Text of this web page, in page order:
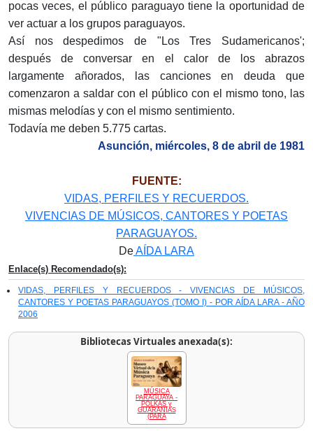
pocas veces, el público paraguayo tiene la oportunidad de
ver actuar a los grupos paraguayos.
Así nos despedimos de "Los Tres Sudamericanos';
después de conversar en el calor de los abrazos
largamente añorados, las canciones en deuda que
comenzaron a saldar con el público con el mismo tono, las
mismas melodías y con el mismo sentimiento.
Todavía me deben 5.775 cartas.
Asunción, miércoles, 8 de abril de 1981
FUENTE:
VIDAS, PERFILES Y RECUERDOS.
VIVENCIAS DE MÚSICOS, CANTORES Y POETAS
PARAGUAYOS.
DeAÍDA LARA
Enlace(s) Recomendado(s):
VIDAS, PERFILES Y RECUERDOS - VIVENCIAS DE MÚSICOS,
CANTORES Y POETAS PARAGUAYOS (TOMO I) - POR AÍDA LARA - AÑO
2006
Bibliotecas Virtuales anexada(s):
MÚSICA
PARAGUAYA -
POLKAS y
GUARANIAS
(PARA